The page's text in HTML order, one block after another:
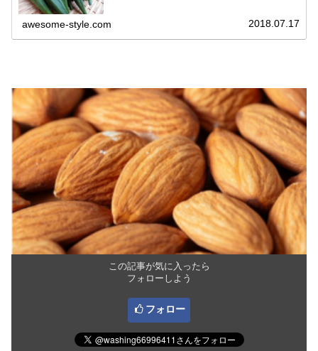
awesome-style.com 2018.07.17
この記事が気に入ったら
フォローしよう
フォロー